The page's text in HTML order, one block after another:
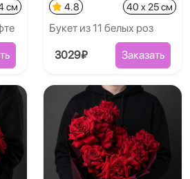
см 4.8 40 x 25 см
Букет из 11 белых роз
3029₽ Заказать